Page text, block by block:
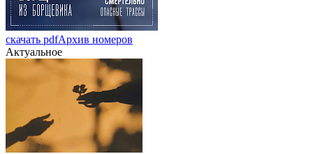
скачать pdfАрхив номеров
Актуальное